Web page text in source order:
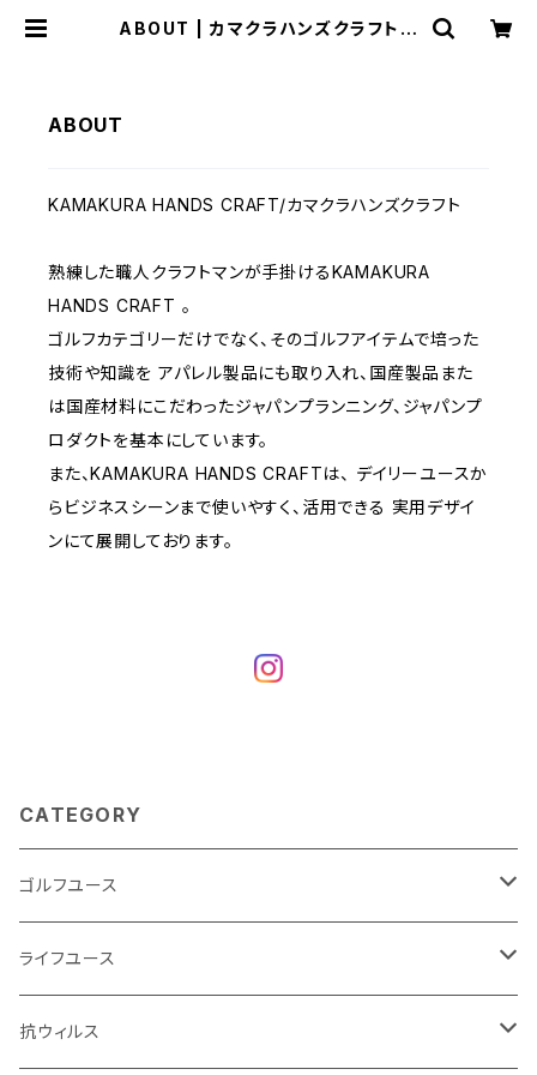
ABOUT | カマクラハンズクラフト
ABOUT
KAMAKURA HANDS CRAFT/カマクラハンズクラフト
熟練した職人クラフトマンが手掛けるKAMAKURA
HANDS CRAFT 。
ゴルフカテゴリーだけでなく、そのゴルフアイテムで培った
技術や知識を アパレル製品にも取り入れ、国産製品また
は国産材料にこだわったジャパンプランニング、ジャパンプ
ロダクトを基本にしています。
また、KAMAKURA HANDS CRAFTは、 デイリーユースか
らビジネスシーンまで使いやすく、活用できる 実用デザイ
ンにて展開しております。
CATEGORY
ゴルフユース
カラーオーダーヘッドカバー
ロザンキルトヘッドカバー
ライフユース
ソックス
抗ウィルス